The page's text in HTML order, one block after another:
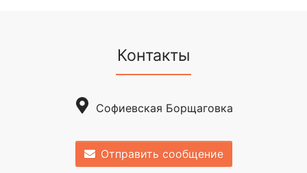
Контакты
Софиевская Борщаговка
Отправить сообщение